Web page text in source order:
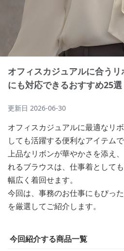
オフィスカジュアルに合う
にも対応できるおすすめ25選
更新日 2026-06-30
オフィスカジュアルに最適なリ
しても活躍する便利なアイテムで
上品なリボンが華やかさを添え
れるブラウスは、仕事着として
幅広く着回せます。
今回は、事務のお仕事にもぴっ
を厳選してご紹介します。
今回紹介する商品一覧